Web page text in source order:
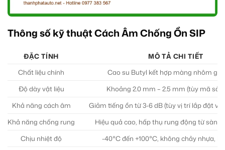
Thông số kỹ thuật Cách Âm Chống Ồn SIP
ĐẶC TÍNH
MÔ TẢ CHI TIẾT
Chất liệu chính
Cao su Butyl kết hợp màng nhôm gia
Độ dày vật liệu
Khoảng 2.0 mm – 2.5 mm (tùy mã
Khả năng cách âm
Giảm tiếng ồn từ 3-6 dB (tùy vị trí lắp đặt và
Khả năng chống rung
Hiệu quả cao, hấp thụ rung động từ sàn,
Chịu nhiệt độ
-40°C đến +100°C, không chảy nhựa,